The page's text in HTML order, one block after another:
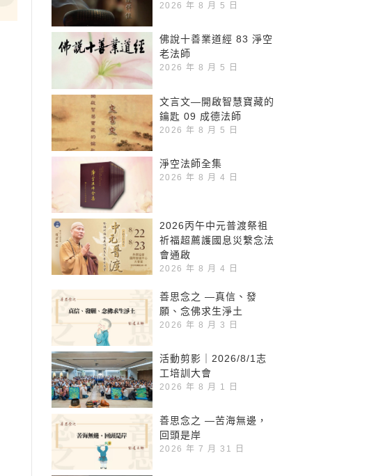
2026 年 8 月 5 日
佛說十善業道經 83 淨空
老法師
2026 年 8 月 5 日
文言文—開啟智慧寶藏的
鑰匙 09 成德法師
2026 年 8 月 5 日
淨空法師全集
2026 年 8 月 4 日
2026丙午中元普渡祭祖
祈福超薦護國息災繫念法
會通啟
2026 年 8 月 4 日
善思念之 —真信、發
願、念佛求生淨土
2026 年 8 月 3 日
活動剪影｜2026/8/1志
工培訓大會
2026 年 8 月 1 日
善思念之 —苦海無邊，
回頭是岸
2026 年 7 月 31 日